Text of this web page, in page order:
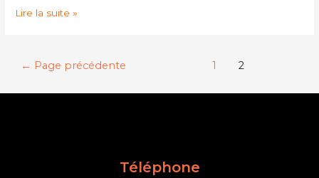
Lire la suite »
← Page précédente 1 2
Téléphone